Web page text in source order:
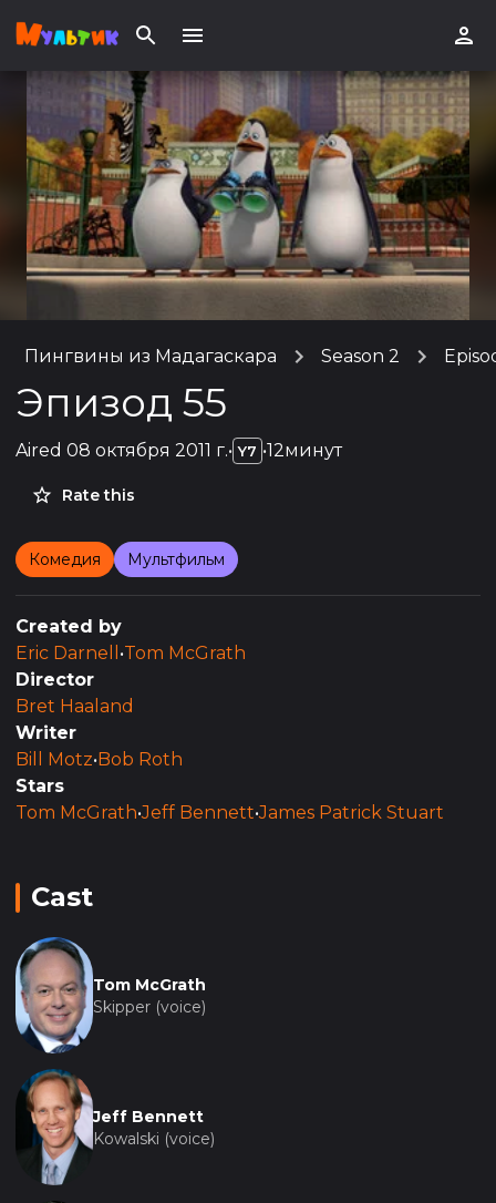
Пингвины из Мадагаскара Season 2
Эпизод 55
Aired 08 октября 2011 г.• Y7 •12минут
Rate this
Комедия Мультфильм
Created by
Eric Darnell •Tom McGrath
Director
Bret Haaland
Writer
Bill Motz• Bob Roth
Stars
Tom McGrath•Jeff Bennett•James Patrick Stuart
Cast
Tom McGrath
Skipper (voice)
Jeff Bennett
Kowalski (voice)